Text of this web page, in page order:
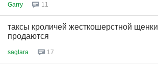
Garry 11
таксы кроличей жесткошерстной щенки
продаются
saglara 17